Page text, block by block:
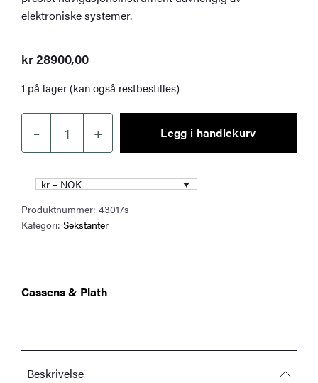
elektroniske systemer.
kr28900,00
1 på lager (kan også restbestilles)
–
Plath
Horizon
Ultra
Sextant
marin
astronomisk
navigasjon
+ Legg i handlekurv
kr – NOK
Produktnummer:43017s
Kategori:Sekstanter
Cassens & Plath
Beskrivelse